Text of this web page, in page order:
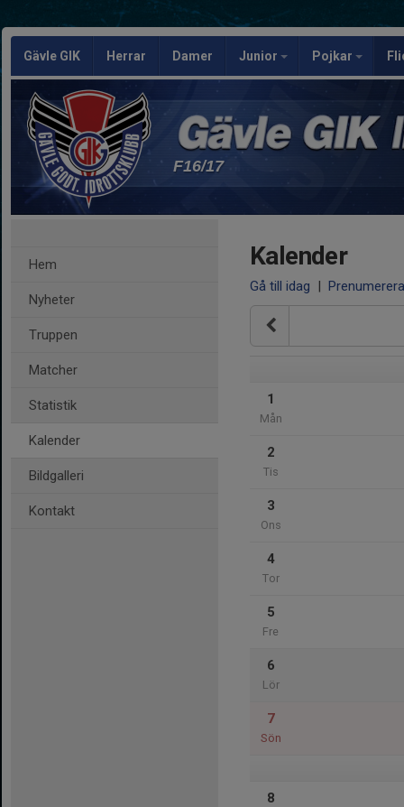
Gävle GIK Herrar Damer Junior Pojkar
F16/17
Hem
Nyheter
Truppen
Matcher
Statistik
Kalender
Bildgalleri
Kontakt
Kalender
Gå till idag | Prenumerera
1
Mån
2
Tis
3
Ons
4
Tor
5
Fre
6
Lör
7
Sön
8